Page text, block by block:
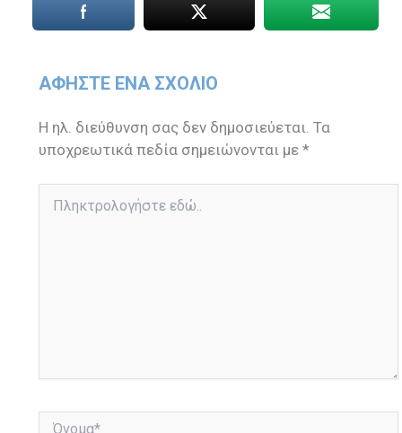
ΑΦΉΣΤΕ ΈΝΑ ΣΧΌΛΙΟ
Η ηλ. διεύθυνση σας δεν δημοσιεύεται. Τα
υποχρεωτικά πεδία σημειώνονται με*
εδώ..
Όνομα*